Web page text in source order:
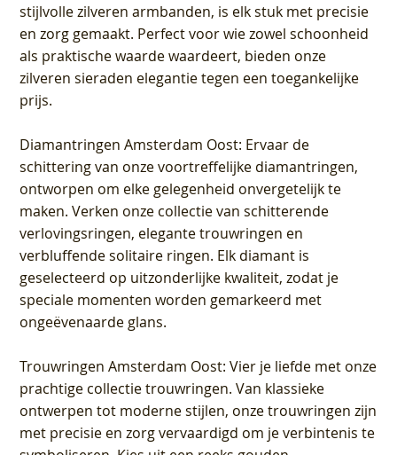
stijlvolle zilveren armbanden, is elk stuk met precisie
en zorg gemaakt. Perfect voor wie zowel schoonheid
als praktische waarde waardeert, bieden onze
zilveren sieraden elegantie tegen een toegankelijke
prijs.
Diamantringen Amsterdam Oost: Ervaar de
schittering van onze voortreffelijke diamantringen,
ontworpen om elke gelegenheid onvergetelijk te
maken. Verken onze collectie van schitterende
verlovingsringen, elegante trouwringen en
verbluffende solitaire ringen. Elk diamant is
geselecteerd op uitzonderlijke kwaliteit, zodat je
speciale momenten worden gemarkeerd met
ongeëvenaarde glans.
Trouwringen Amsterdam Oost: Vier je liefde met onze
prachtige collectie trouwringen. Van klassieke
ontwerpen tot moderne stijlen, onze trouwringen zijn
met precisie en zorg vervaardigd om je verbintenis te